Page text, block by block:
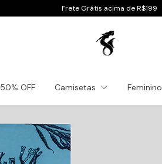
Frete Grátis acima de R$199
OFF Camisetas Feminino